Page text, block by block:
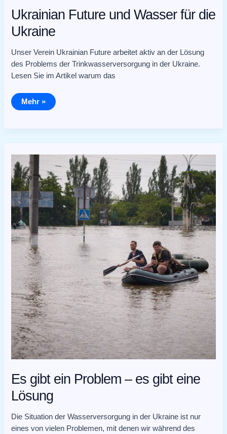
Ukrainian Future und Wasser für die
Ukraine
Unser Verein Ukrainian Future arbeitet aktiv an der Lösung
des Problems der Trinkwasserversorgung in der Ukraine.
Lesen Sie im Artikel warum das
Mehr »
Es gibt ein Problem – es gibt eine
Lösung
Die Situation der Wasserversorgung in der Ukraine ist nur
eines von vielen Problemen, mit denen wir während des
gibt
ein
Problem
–
es
gibt
eine
Lösung